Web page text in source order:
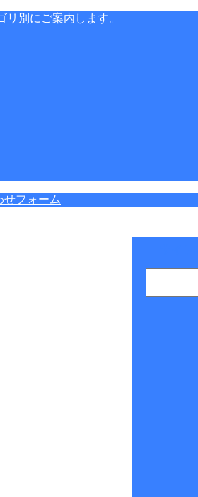
別にご案内します。
せフォーム